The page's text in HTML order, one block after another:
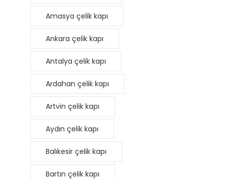
Amasya çelik kapı
Ankara çelik kapı
Antalya çelik kapı
Ardahan çelik kapı
Artvin çelik kapı
Aydın çelik kapı
Balıkesir çelik kapı
Bartın çelik kapı